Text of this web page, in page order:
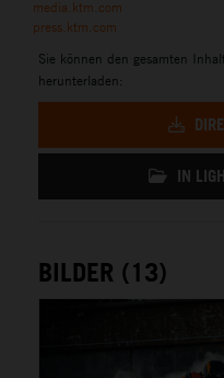
media.ktm.com
press.ktm.com
Sie können den gesamten
herunterladen:
IN
BILDER (13)